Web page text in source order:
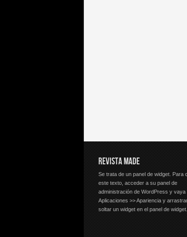
REVISTA MADE
Se trata de un panel de widget. Para
este texto, acceder a su panel de
administración de WordPress y vaya
Aplicaciones >> Apariencia y
soltar un widget en el panel de widget.